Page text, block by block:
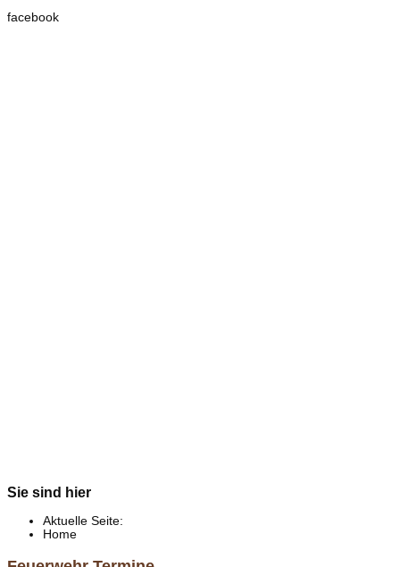
facebook
Sie sind hier
Aktuelle Seite:
Home